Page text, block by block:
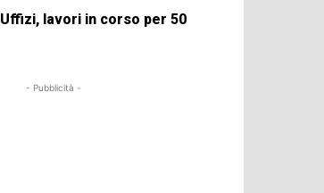
lavori in corso per 50
- Pubblicità -